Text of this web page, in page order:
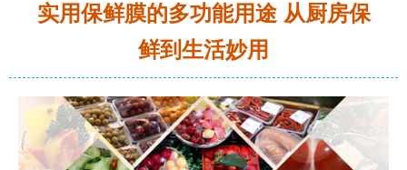
实用保鲜膜的多功能用途 从厨房保
鲜到生活妙用